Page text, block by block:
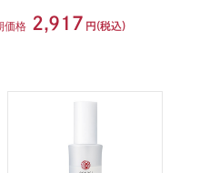
価格 2,917 円(税込)